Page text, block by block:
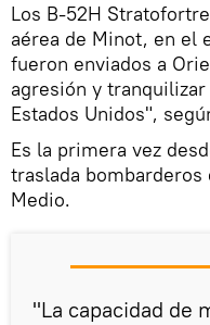
Los B-52H
aérea de Minot, en el
fueron enviados a
agresión y
Estados Unidos",
Es la primera vez
traslada bombarderos
Medio.
"La capacidad de